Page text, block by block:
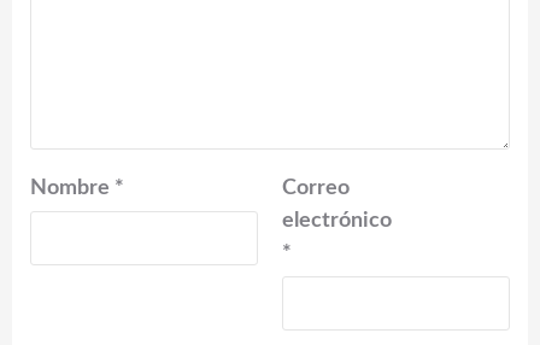
Nombre *
Correo
electrónico
*